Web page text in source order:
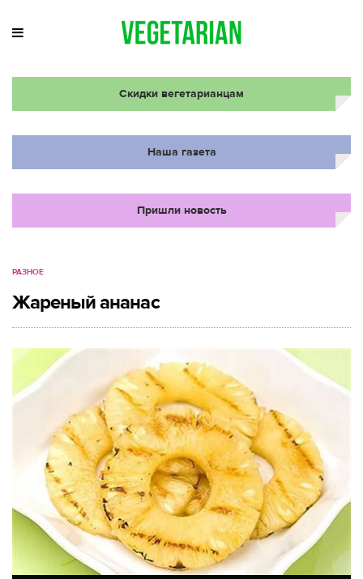
Скидки вегетарианцам
Наша газета
Пришли новость
РАЗНОЕ
Жареный ананас